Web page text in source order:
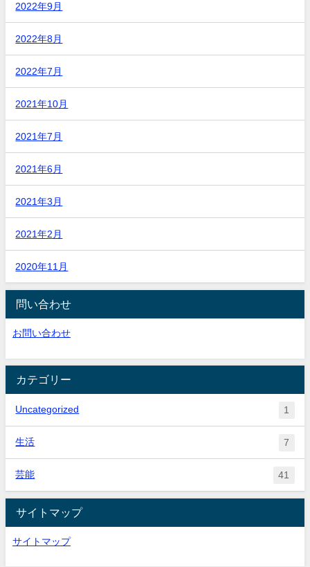
2022年9月
2022年8月
2022年7月
2021年10月
2021年7月
2021年6月
2021年3月
2021年2月
2020年11月
問い合わせ
お問い合わせ
カテゴリー
Uncategorized 1
生活 7
芸能 41
サイトマップ
サイトマップ